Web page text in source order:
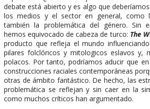
debate está abierto y es algo que
los medios y el sector en general, como
también la problemática del género. Sin
hemos equivocado de cabeza de turco: The
producto que refleja el mundo
pilares folclóricos y mitologicos eslavos y,
polacos. Por tanto, podríamos aducir que
construcciones raciales contemporáneas
otras de ámbito fantástico. De hecho, las
problemática se reflejan y sin caer en la
como muchos críticos han argumentado.